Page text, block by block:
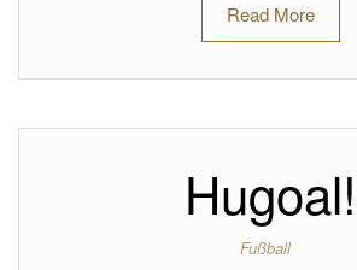
Read More
Hugoal!
Fußball